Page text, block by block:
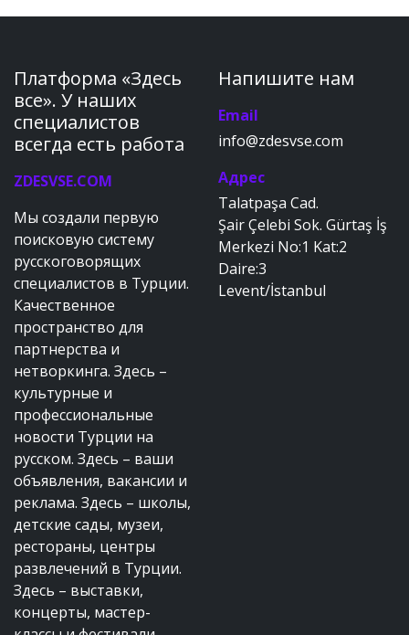
Платформа «Здесь
все». У наших
специалистов
всегда есть работа
ZDESVSE.COM
Мы создали первую
поисковую систему
русскоговорящих
специалистов в Турции.
Качественное
пространство для
партнерства и
нетворкинга. Здесь –
культурные и
профессиональные
новости Турции на
русском. Здесь – ваши
объявления, вакансии и
реклама. Здесь – школы,
детские сады, музеи,
рестораны, центры
развлечений в Турции.
Здесь – выставки,
концерты, мастер-
Напишите нам
Email
info@zdesvse.com
Адрес
Talatpaşa Cad.
Şair Çelebi Sok. Gürtaş İş
Merkezi No:1 Kat:2
Daire:3
Levent/İstanbul